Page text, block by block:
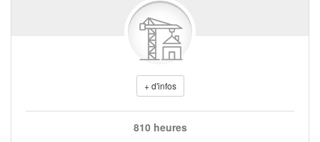
+ d'infos
810 heures